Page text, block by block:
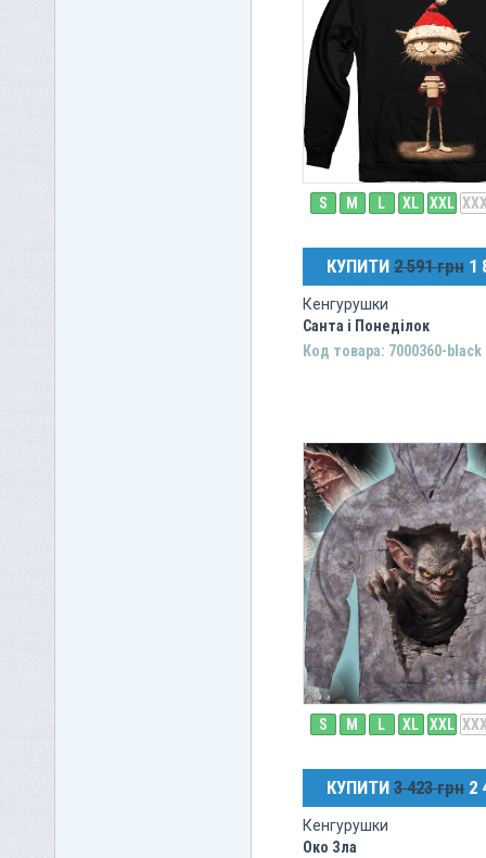
S M L XL XXL
КУПИТИ 2 591 грн 1
Кенгурушки
Санта і Понеділок
Код товара: 7000360-black
S M L XL XXL
КУПИТИ 3 423 грн 2
Кенгурушки
Око Зла